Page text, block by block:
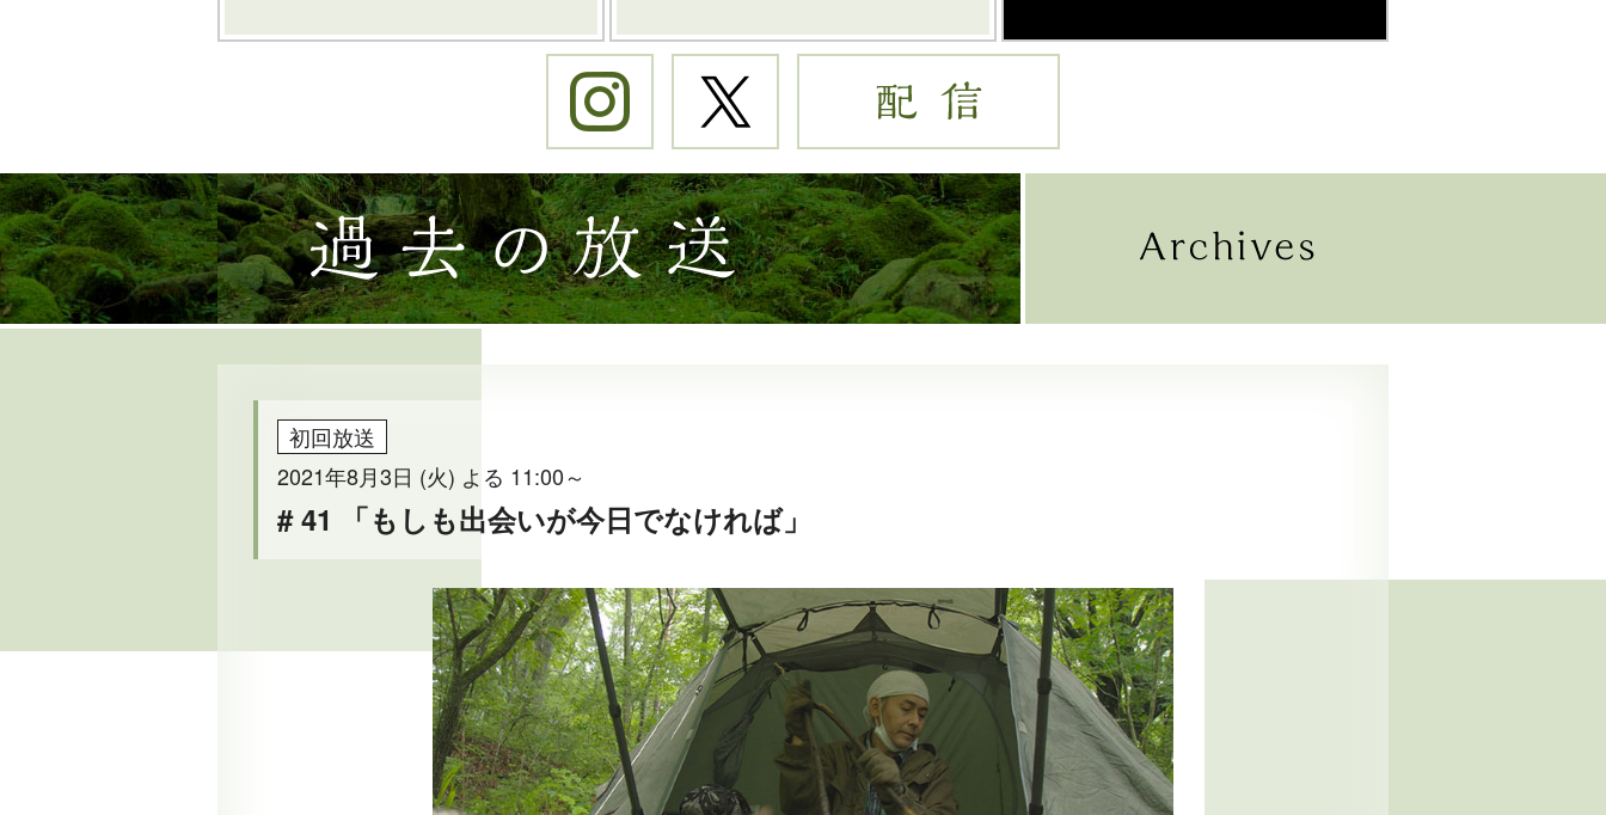
Instagram Twitter
過去の放送
初回放送
2021年8月3日 (火) よる 11:00～
# 41 「もしも出会いが今日でなければ」